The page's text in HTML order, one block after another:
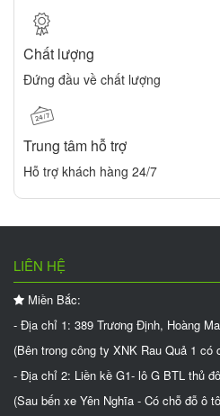
Chất lượng
Đứng đầu về chất lượng
Trung tâm hỗ trợ
Hỗ trợ khách hàng 24/7
LIÊN HỆ
Miền Bắc:
- Địa chỉ 1: 389 Trương Định, Hoàng
(Bên trong công ty XNK Rau Quả 1 có
- Địa chỉ 2: Liền kề G1- lô G BTL thủ
(Sau bến xe Yên Nghĩa - Có chỗ đỗ ô